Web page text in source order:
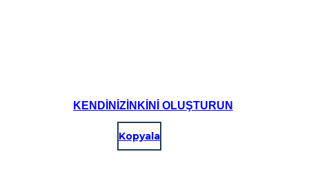
KENDINIZINKINI OLUŞTURUN
Kopyala